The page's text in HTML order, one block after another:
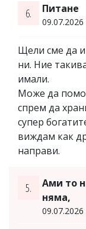
6. Питане
09.07.2026
Щели сме да
ни. Ние
имали.
Може да
спрем да
супер
виждам как
направи.
5.
Ами то
няма,
09.07.2026